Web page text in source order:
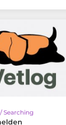
Searching